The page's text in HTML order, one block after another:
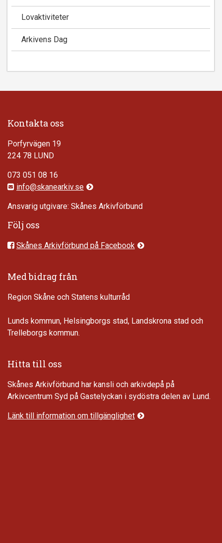
Lovaktiviteter
Arkivens Dag
Kontakta oss
Porfyrvägen 19
224 78 LUND
073 051 08 16
info@skanearkiv.se
Ansvarig utgivare: Skånes Arkivförbund
Följ oss
Skånes Arkivförbund på Facebook
Med bidrag från
Region Skåne och Statens kulturråd
Lunds kommun, Helsingborgs stad, Landskrona stad och
Trelleborgs kommun.
Hitta till oss
Skånes Arkivförbund har kansli och arkivdepå på
Arkivcentrum Syd på Gastelyckan i sydöstra delen av Lund.
Länk till information om tillgänglighet